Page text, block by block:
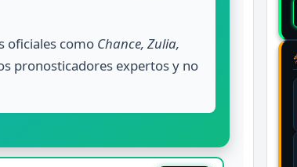
oficiales como Chance, Zulia,
pronosticadores expertos y no